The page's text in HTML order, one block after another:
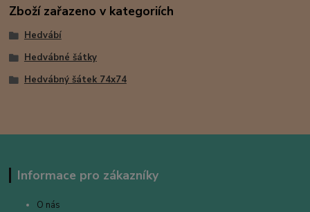
Zboží zařazeno v kategoriích
Hedvábí
Hedvábné šátky
Hedvábný šátek 74x74
Informace pro zákazníky
O nás